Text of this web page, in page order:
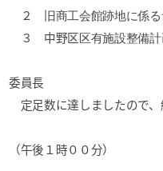
２
旧商工会館跡地に係
３ 中野区 区有施設整備
委員長
定足数に達しましたので、
（午後１時００分）